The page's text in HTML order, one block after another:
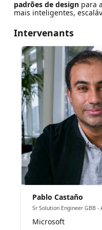
padrões de designpara
mais inteligentes,
Intervenants
Pablo Castaño
Sr Solution Engineer GBB -
Microsoft